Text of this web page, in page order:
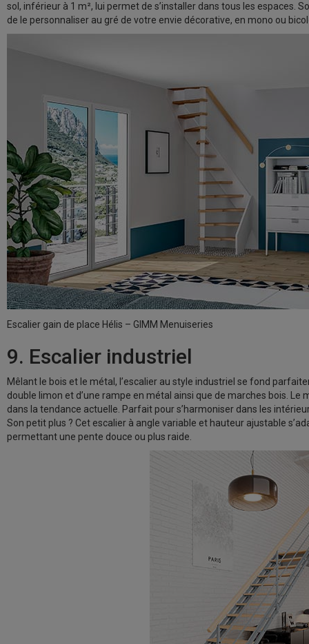
sol, inférieur à 1 m², lui permet de s’installer dans tous les espaces.
de le personnaliser au gré de votre envie décorative, en mono ou
Escalier gain de place Hélis – GIMM Menuiseries
9. Escalier industriel
Mêlant le bois et le métal, l’escalier au style industriel se fond
double limon et d’une rampe en métal ainsi que de marches bois. Le
dans la tendance actuelle. Parfait pour s’harmoniser dans les
Son petit plus ? Cet escalier à angle variable et hauteur ajustable
permettant une pente douce ou plus raide.